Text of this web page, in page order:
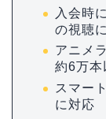
入会時に
の視聴
アニメ
約6万本
スマー
に対応